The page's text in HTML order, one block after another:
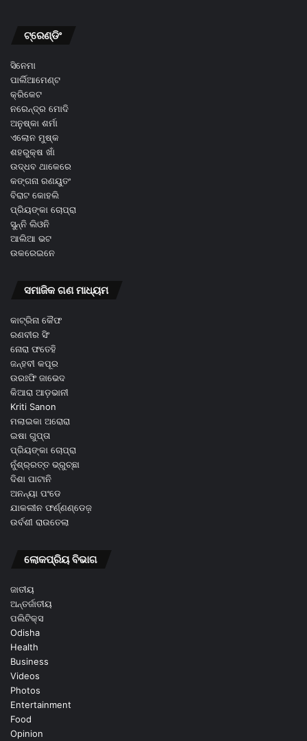
ଟ୍ରେଣ୍ଡିଂ
ସିନେମା
ପାର୍ଲିଆମେଣ୍ଟ
କ୍ରିକେଟ
ନରେନ୍ଦ୍ର ମୋଦି
ଅନୁଷ୍କା ଶର୍ମା
ଏଲୋନ ମୁଷ୍କ
ଶହରୁକ୍ଷ ଖାଁ
ଉଦ୍ଧବ ଥାକେରେ
କଙ୍ଗନା ରଣୟୁତଂ
ବିରାଟ କୋହଲି
ପ୍ରିୟଙ୍କା ଚୋପ୍ରା
ସୁନ୍ନି ଲିଓନି
ଆଲିଆ ଭଟ
ଉକରେଇନେ
ସମାଜିକ ଗଣ ମାଧ୍ୟମ
କାଟ୍ରିନା କୈଫ
ରଣବୀର ସିଂ
ନୋରା ଫତେହି
ଜନ୍ହବୀ କପୂର
ଉରଃଫି ଜାଭେଦ
କିଆରା ଆଡ଼ଭାନୀ
Kriti Sanon
ମଲାଇକା ଅରୋରା
ଇଷା ଗୁପ୍ତା
ପ୍ରିୟଙ୍କା ଚୋପ୍ରା
ନୁଁଶ୍ର୍ରତ୍ତ ଭ୍ରୁଚ୍ଛା
ଦିଶା ପାଟାନି
ଅନନ୍ୟା ପଂଡେ
ଯାକଲୀନ ଫର୍ଣ୍ଣଣ୍ଡେଜ଼
ଉର୍ବଶୀ ରାଉତେଲା
ଲୋକପ୍ରିୟ ବିଭାଗ
ଜାତୀୟ
ଅନ୍ତର୍ଜାତୀୟ
ପଲିଟିକ୍ସ
Odisha
Health
Business
Videos
Photos
Entertainment
Food
Opinion